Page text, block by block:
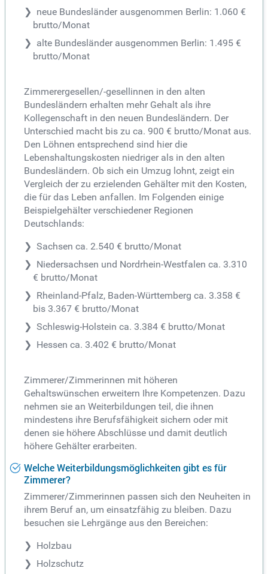
neue Bundesländer ausgenommen Berlin: 1.060 €
brutto/Monat
alte Bundesländer ausgenommen Berlin: 1.495 €
brutto/Monat
Zimmerergesellen/-gesellinnen in den alten
Bundesländern erhalten mehr Gehalt als ihre
Kollegenschaft in den neuen Bundesländern. Der
Unterschied macht bis zu ca. 900 € brutto/Monat aus.
Den Löhnen entsprechend sind hier die
Lebenshaltungskosten niedriger als in den alten
Bundesländern. Ob sich ein Umzug lohnt, zeigt ein
Vergleich der zu erzielenden Gehälter mit den Kosten,
die für das Leben anfallen. Im Folgenden einige
Beispielgehälter verschiedener Regionen
Deutschlands:
Sachsen ca. 2.540 € brutto/Monat
Niedersachsen und Nordrhein-Westfalen ca. 3.310
€ brutto/Monat
Rheinland-Pfalz, Baden-Württemberg ca. 3.358 €
bis 3.367 € brutto/Monat
Schleswig-Holstein ca. 3.384 € brutto/Monat
Hessen ca. 3.402 € brutto/Monat
Zimmerer/Zimmerinnen mit höheren
Gehaltswünschen erweitern Ihre Kompetenzen. Dazu
nehmen sie an Weiterbildungen teil, die ihnen
mindestens ihre Berufsfähigkeit sichern oder mit
denen sie höhere Abschlüsse und damit deutlich
höhere Gehälter erarbeiten.
Welche Weiterbildungsmöglichkeiten gibt es für
Zimmerer?
Zimmerer/Zimmerinnen passen sich den Neuheiten in
ihrem Beruf an, um einsatzfähig zu bleiben. Dazu
besuchen sie Lehrgänge aus den Bereichen:
Holzbau
Holzschutz